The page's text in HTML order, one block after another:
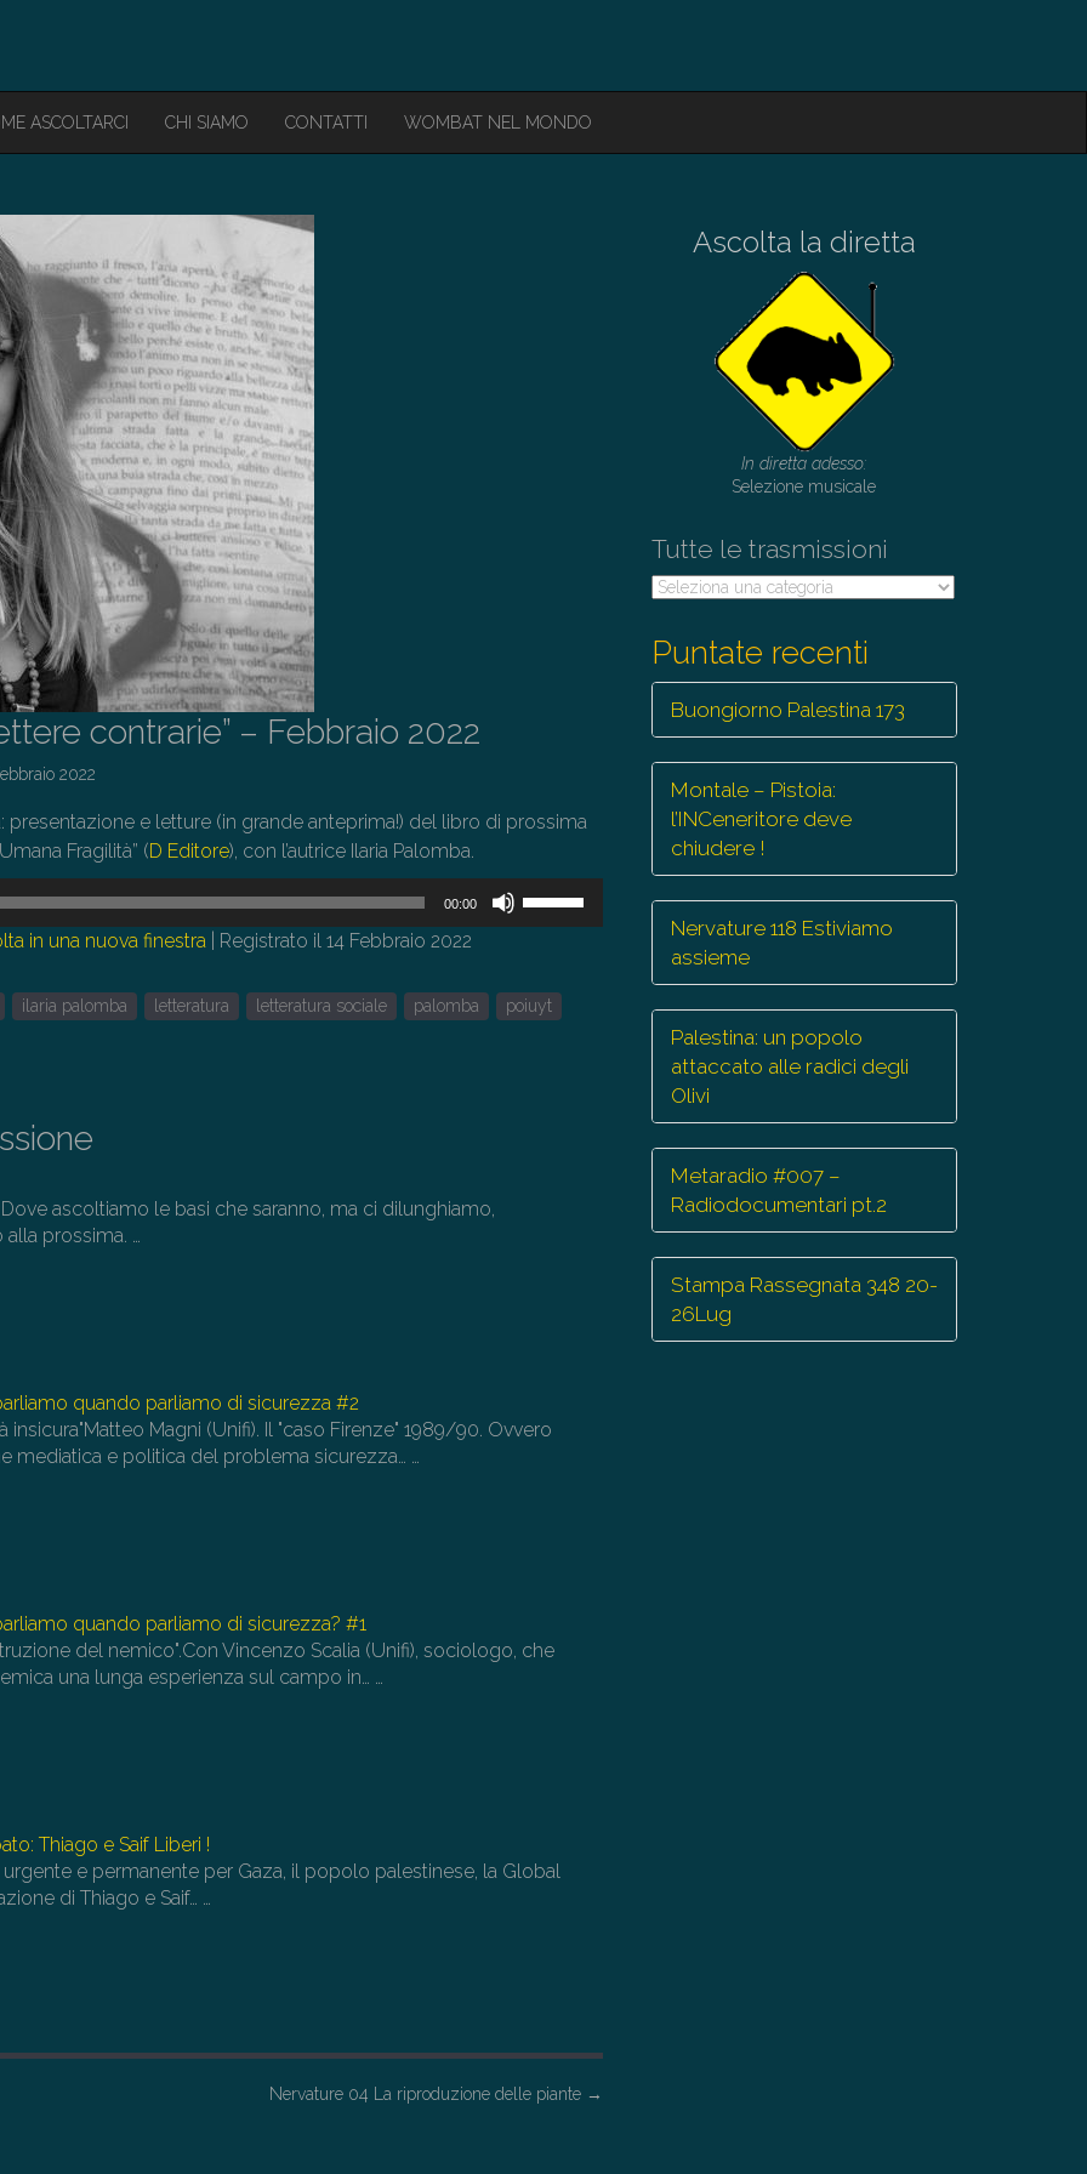
ASCOLTARCI CHI SIAMO CONTATTI WOMBAT NEL MONDO
contrarie” – Febbraio 2022
2022
presentazione e letture (in grande anteprima!) del libro di prossima
Fragilità” (D Editore), con l’autrice Ilaria Palomba.
00:00
su/giù
in una nuova finestra Registrato il 14 Febbraio 2022
ilaria palomba letteratura letteratura sociale palomba
poiuyt
ascoltiamo le basi che saranno, ma ci dilunghiamo,
alla prossima. …
quando parliamo di sicurezza #2
insicura"Matteo Magni (Unifi). Il "caso Firenze" 1989/90. Ovvero
mediatica e politica del problema sicurezza… …
quando parliamo di sicurezza? #1
del nemico".Con Vincenzo Scalia (Unifi), sociologo, che
una lunga esperienza sul campo in… …
Thiago e Saif Liberi !
e permanente per Gaza, il popolo palestinese, la Global
di Thiago e Saif… …
Nervature 04 La riproduzione delle piante →
Ascolta la diretta
In diretta adesso:
Selezione musicale
Tutte le trasmissioni
Tutte
Puntate recenti
Buongiorno Palestina 173
Montale – Pistoia:
l’INCeneritore deve
chiudere !
Nervature 118 Estiviamo
assieme
Palestina: un popolo
attaccato alle radici degli
Olivi
Metaradio #007 –
Radiodocumentari pt.2
Stampa Rassegnata 348 20-
26Lug